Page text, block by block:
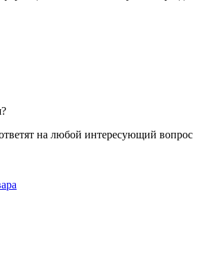
на любой интересующий вопрос